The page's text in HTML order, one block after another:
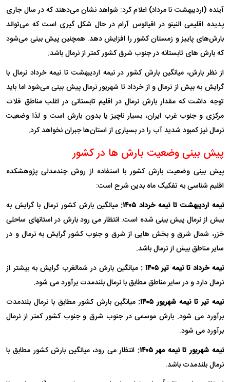
آینده (اردیبهشت تا مرداد) اعلام کرد: شواهد نشان می‌دهند که در سال جاری
پدیده اقلیمی النینو در اقیانوس آرام در حال شکل گیری است که می‌تواند
بارش‌های پاییز و زمستان کشور را افزایش دهد. همچنین پیش بینی می‌شود
که بارش های تابستانه در جنوب شرق کشور کمتر از نرمال باشد.
از نظر بارش، میانگین بارش کشور در نیمه اردیبهشت تا نیمه خرداد نرمال با
گرایش به بیش از نرمال و از خرداد تا شهریور نرمال پیش بینی می‌شود اما باید
توجه داشت که مقدار بارش نرمال در اقلیم تابستانی در اغلب مناطق فلات
مرکزی و جنوب غرب ایران، بسیار ناچیز یا بدون بارش است و لذا وضعیت
نرمال نیز کمبود شدید آب را در بسیاری از استان‌ها جبران نخواهد کرد.
پیش بینی وضعیت بارش ها در کشور
پیش بینی وضعیت بارش کشور با استفاده از روش چندمدلی پژوهشکده
اقلیم شناسی به تفکیک ماه بدین شرح است:
نیمه اردیبهشت تا نیمه خرداد ۱۴۰۵:
میانگین بارش کشور نرمال با گرایش به
بیش از نرمال پیش بینی شده است. انتظار می رود بارش در استانهای ساحلی
خزر، شمال شرق و بخش هایی از شرق و جنوب کشور گرایش به نرمال و در
سایر مناطق بیش از نرمال باشد.
نیمه خرداد تا نیمه تیر ۱۴۰۵ :
میانگین بارش در شمالغرب گرایش به بیشتر از
نرمال دارد و در سایر مناطق مطابق با نرمال بلندمدت برآورد می شود.
نیمه تیر تا نیمه شهریور ۱۴۰۵:
میانگین بارش کشور مطابق با نرمال بلندمدت
برآورد می شود. بارش موسمی در جنوب شرق و جنوب کشور کمتر از نرمال
برآورد می شود.
نیمه شهریور تا نیمه مهر ۱۴۰۵:
انتظار می رود، میانگین بارش کشور مطابق با
نرمال بلندمدت باشد.